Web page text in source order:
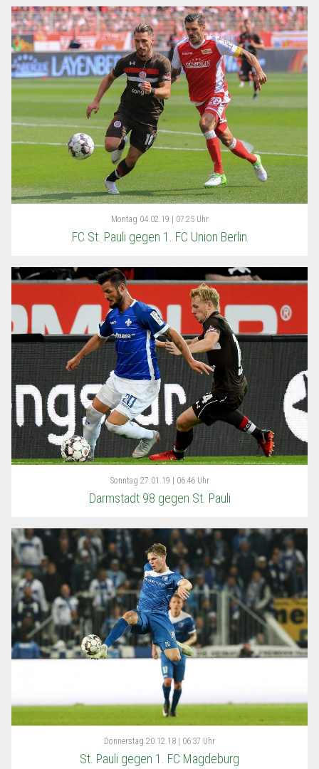
Montag 04.02.19 | 07:25 Uhr
FC St. Pauli gegen 1. FC Union Berlin
Sonntag 27.01.19 | 06:46 Uhr
Darmstadt 98 gegen St. Pauli
Donnerstag 20.12.18 | 06:37 Uhr
St. Pauli gegen 1. FC Magdeburg